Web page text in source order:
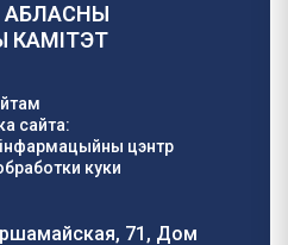
АБЛАСНЫ
КАМІТЭТ
сайта:
інфармацыйны цэнтр
куки
71, Дом